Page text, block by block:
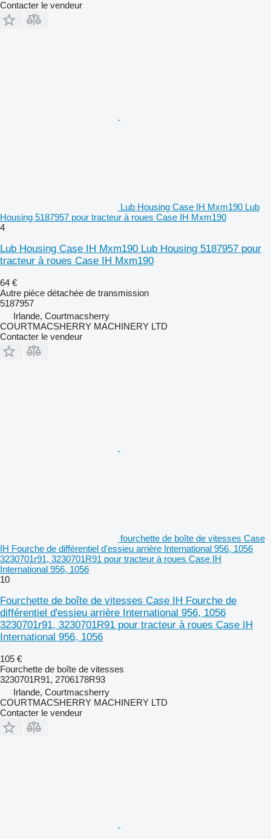
Contacter le vendeur
Lub Housing Case IH Mxm190 Lub
Housing 5187957 pour tracteur à roues Case IH Mxm190
4
Lub Housing Case IH Mxm190 Lub Housing 5187957 pour
tracteur à roues Case IH Mxm190
64 €
Autre pièce détachée de transmission
5187957
Irlande, Courtmacsherry
COURTMACSHERRY MACHINERY LTD
Contacter le vendeur
fourchette de boîte de vitesses Case
IH Fourche de différentiel d'essieu arrière International 956, 1056
3230701r91, 3230701R91 pour tracteur à roues Case IH
International 956, 1056
10
Fourchette de boîte de vitesses Case IH Fourche de
différentiel d'essieu arrière International 956, 1056
3230701r91, 3230701R91 pour tracteur à roues Case IH
International 956, 1056
105 €
Fourchette de boîte de vitesses
3230701R91, 2706178R93
Irlande, Courtmacsherry
COURTMACSHERRY MACHINERY LTD
Contacter le vendeur